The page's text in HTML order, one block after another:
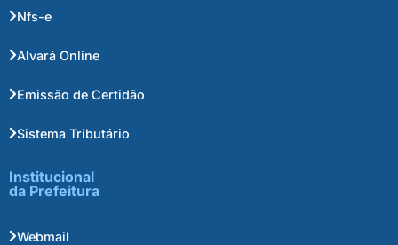
Nfs-e
Alvará Online
Emissão de Certidão
Sistema Tributário
Institucional
da Prefeitura
Webmail